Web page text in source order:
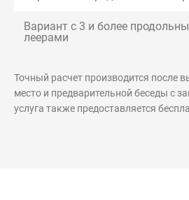
Вариант с 3 и более
леерами
Точный расчет производится после
место и предварительной беседы с
услуга также предоставляется